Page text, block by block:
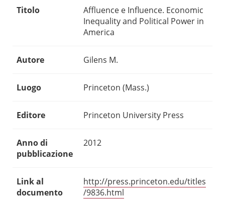
Titolo
Affluence e Influence. Economic
Inequality and Political Power in
America
Autore Gilens M.
Luogo Princeton (Mass.)
Editore Princeton University Press
Anno di
pubblicazione
2012
Link al
documento
http://press.princeton.edu/titles
/9836.html